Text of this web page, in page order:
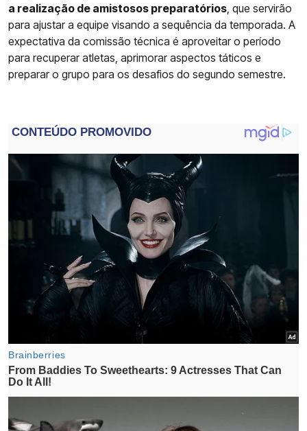
a realização de amistosos preparatórios , que servirão
para ajustar a equipe visando a sequência da temporada. A
expectativa da comissão técnica é aproveitar o período
para recuperar atletas, aprimorar aspectos táticos e
preparar o grupo para os desafios do segundo semestre.